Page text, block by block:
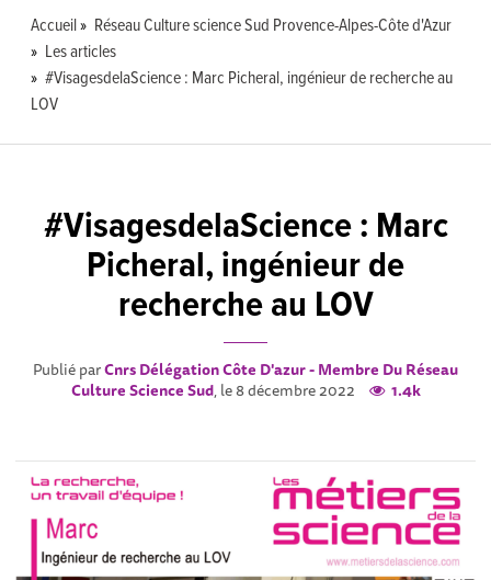
Accueil
Réseau Culture science Sud Provence-Alpes-Côte d'Azur
Les articles
#VisagesdelaScience : Marc Picheral, ingénieur de recherche au
LOV
#VisagesdelaScience : Marc
Picheral, ingénieur de
recherche au LOV
Publié parCnrs Délégation Côte D'azur - Membre Du Réseau
Culture Science Sud, le 8 décembre 2022 1.4k